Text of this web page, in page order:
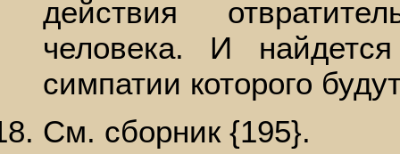
действия
человека. И
симпатии которого
См. сборник {195}.